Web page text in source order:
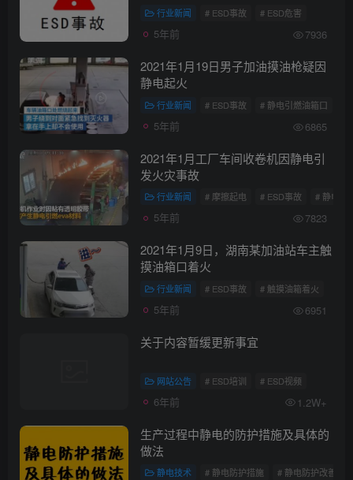
行业新闻 # ESD事故 # ESD危害
5年前 7936
2021年1月19日男子加油摸油枪疑因
静电起火
行业新闻 # ESD事故 # 静电引燃油箱口
5年前 6865
2021年1月工厂车间收卷机因静电引
发火灾事故
行业新闻 # 摩擦起电 # ESD事故 # 静电引
5年前 7823
2021年1月9日，湖南某加油站车主触
摸油箱口着火
行业新闻 # ESD事故 # 触摸油箱着火
5年前 6951
关于内容暂缓更新事宜
网站公告 # ESD培训 # ESD视频
6年前 1.2W+
生产过程中静电的防护措施及具体的
做法
静电技术 # 静电防护措施 # 静电防护改善